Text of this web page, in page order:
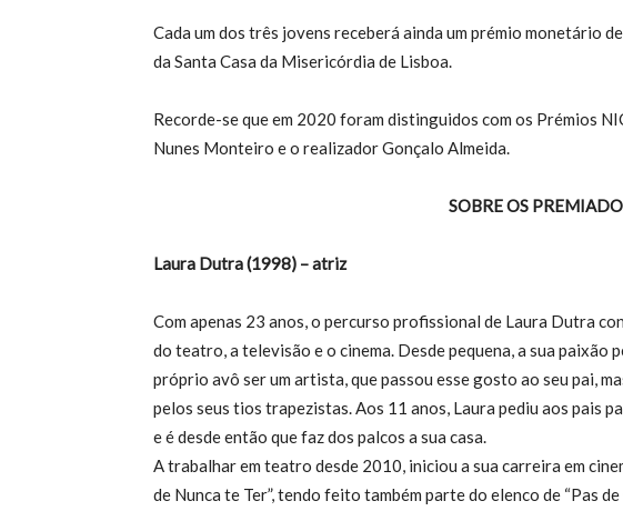
Cada um dos três jovens receberá ainda um prémio monetário
da Santa Casa da Misericórdia de Lisboa.
Recorde-se que em 2020 foram distinguidos com os Prémios
Nunes Monteiro e o realizador Gonçalo Almeida.
SOBRE OS
Laura Dutra (1998) – atriz
Com apenas 23 anos, o percurso profissional de Laura Dutra
do teatro, a televisão e o cinema. Desde pequena, a sua paixão
próprio avô ser um artista, que passou esse gosto ao seu pai,
pelos seus tios trapezistas. Aos 11 anos, Laura pediu aos pais
e é desde então que faz dos palcos a sua casa.
A trabalhar em teatro desde 2010, iniciou a sua carreira em
de Nunca te Ter”, tendo feito também parte do elenco de “Pas